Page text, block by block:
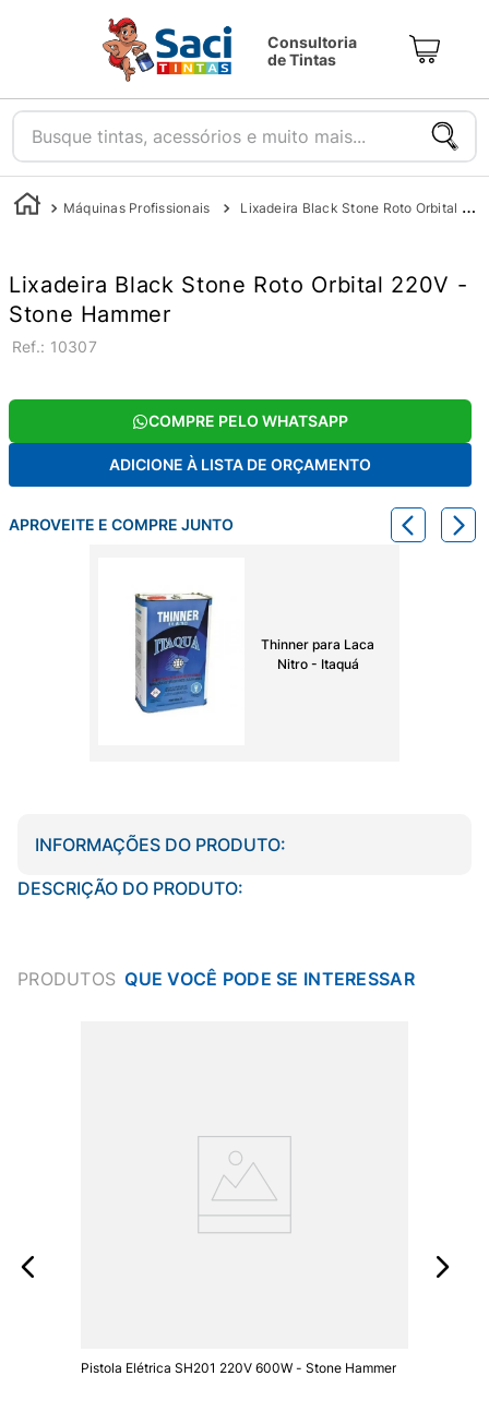
Consultoria
de Tintas
Busque tintas, acessórios e muito mais...
Máquinas Profissionais Lixadeira Black Stone Roto Orbital 220V - Stone Hammer
Lixadeira Black Stone Roto Orbital 220V -
Stone Hammer
: 10307
COMPRE PELO WHATSAPP
ADICIONE À LISTA DE ORÇAMENTO
APROVEITE E COMPRE JUNTO
Thinner para Laca
Nitro - Itaquá
INFORMAÇÕES DO PRODUTO:
DESCRIÇÃO DO PRODUTO:
PRODUTOS
Pistola Elétrica SH201 220V 600W - Stone Hammer